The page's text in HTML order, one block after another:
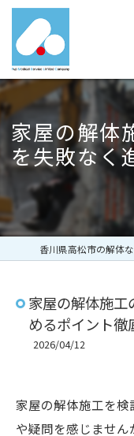
家屋の解体
を失敗なく
家屋の解体施
めるポイント徹
2026/04/12
家屋の解体施工を
や疑問を感じませ